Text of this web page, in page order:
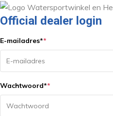
Official dealer login
E-mailadres**
Wachtwoord**